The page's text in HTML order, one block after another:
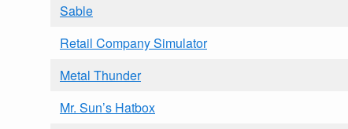
Sable
Retail Company Simulator
Metal Thunder
Mr. Sun’s Hatbox